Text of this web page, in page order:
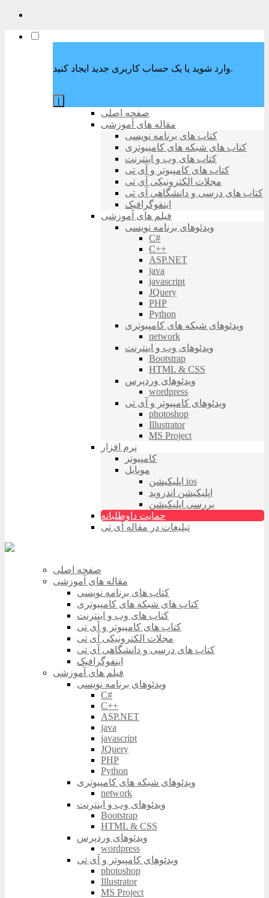
وارد شوید یا یک حساب کاربری جدید ایجاد کنید.
صفحه اصلی
مقاله های آموزشی
کتاب های برنامه نویسی
کتاب های شبکه های کامپیوتری
کتاب های وب و اینترنت
کتاب های کامپیوتر و آی تی
مجلات الکترونیکی آی تی
کتاب های درسی و دانشگاهی آی تی
اینفوگرافیک
فیلم های آموزشی
ویدئوهای برنامه نویسی
C#
C++
ASP.NET
java
javascript
JQuery
PHP
Python
ویدئوهای شبکه های کامپیوتری
network
ویدئوهای وب و اینترنت
Bootstrap
HTML & CSS
ویدئوهای وردپرس
wordpress
ویدئوهای کامپیوتر و آی تی
photoshop
Illustrator
MS Project
نرم افزار
کامپیوتر
موبایل
اپلیکیشن ios
اپلیکیشن اندروید
بررسی اپلیکیشن
حمایت داوطلبانه
تبلیغات در مقاله آی تی
صفحه اصلی
مقاله های آموزشی
کتاب های برنامه نویسی
کتاب های شبکه های کامپیوتری
کتاب های وب و اینترنت
کتاب های کامپیوتر و آی تی
مجلات الکترونیکی آی تی
کتاب های درسی و دانشگاهی آی تی
اینفوگرافیک
فیلم های آموزشی
ویدئوهای برنامه نویسی
C#
C++
ASP.NET
java
javascript
JQuery
PHP
Python
ویدئوهای شبکه های کامپیوتری
network
ویدئوهای وب و اینترنت
Bootstrap
HTML & CSS
ویدئوهای وردپرس
wordpress
ویدئوهای کامپیوتر و آی تی
photoshop
Illustrator
MS Project